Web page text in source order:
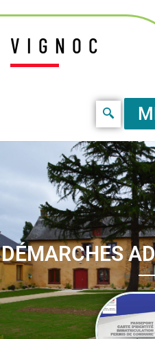
VIGNOC
DÉMARCHES